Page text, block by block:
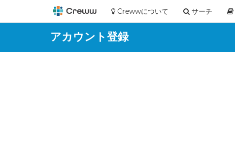
Crewwについて サーチ
アカウント登録